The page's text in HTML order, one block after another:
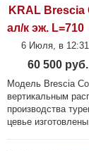
KRAL Brescia
ал/к эж. L=710
6 Июля, в 12:31
60 500 руб.
Модель Brescia
вертикальным
производства
цевье